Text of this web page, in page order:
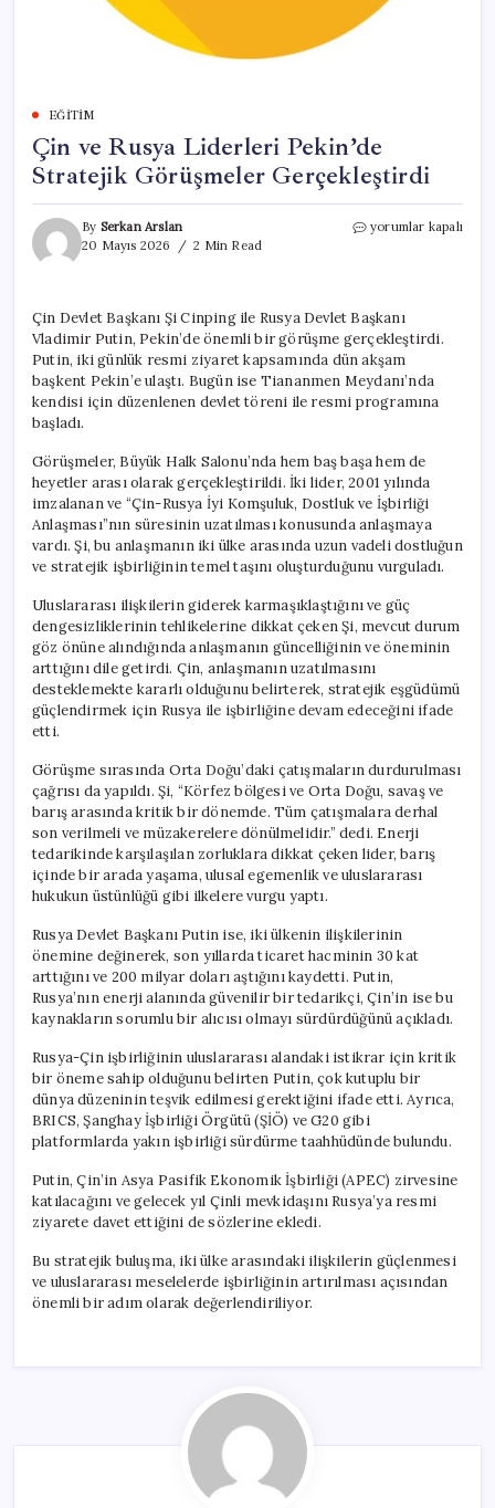
EĞITIM
Çin ve Rusya Liderleri Pekin’de
Stratejik Görüşmeler Gerçekleştirdi
By Serkan Arslan
20 Mayıs 2026
2 Min Read
Çin
Stratejik
Görüşmeler
Gerçekleştirdi
için
yorumlar kapalı
Çin Devlet Başkanı Şi Cinping ile Rusya Devlet Başkanı
Vladimir Putin, Pekin’de önemli bir görüşme gerçekleştirdi.
Putin, iki günlük resmi ziyaret kapsamında dün akşam
başkent Pekin’e ulaştı. Bugün ise Tiananmen Meydanı’nda
kendisi için düzenlenen devlet töreni ile resmi programına
başladı.
Görüşmeler, Büyük Halk Salonu’nda hem baş başa hem de
heyetler arası olarak gerçekleştirildi. İki lider, 2001 yılında
imzalanan ve “Çin-Rusya İyi Komşuluk, Dostluk ve İşbirliği
Anlaşması”nın süresinin uzatılması konusunda anlaşmaya
vardı. Şi, bu anlaşmanın iki ülke arasında uzun vadeli dostluğun
ve stratejik işbirliğinin temel taşını oluşturduğunu vurguladı.
Uluslararası ilişkilerin giderek karmaşıklaştığını ve güç
dengesizliklerinin tehlikelerine dikkat çeken Şi, mevcut durum
göz önüne alındığında anlaşmanın güncelliğinin ve öneminin
arttığını dile getirdi. Çin, anlaşmanın uzatılmasını
desteklemekte kararlı olduğunu belirterek, stratejik eşgüdümü
güçlendirmek için Rusya ile işbirliğine devam edeceğini ifade
etti.
Görüşme sırasında Orta Doğu’daki çatışmaların durdurulması
çağrısı da yapıldı. Şi, “Körfez bölgesi ve Orta Doğu, savaş ve
barış arasında kritik bir dönemde. Tüm çatışmalara derhal
son verilmeli ve müzakerelere dönülmelidir.” dedi. Enerji
tedarikinde karşılaşılan zorluklara dikkat çeken lider, barış
içinde bir arada yaşama, ulusal egemenlik ve uluslararası
hukukun üstünlüğü gibi ilkelere vurgu yaptı.
Rusya Devlet Başkanı Putin ise, iki ülkenin ilişkilerinin
önemine değinerek, son yıllarda ticaret hacminin 30 kat
arttığını ve 200 milyar doları aştığını kaydetti. Putin,
Rusya’nın enerji alanında güvenilir bir tedarikçi, Çin’in ise bu
kaynakların sorumlu bir alıcısı olmayı sürdürdüğünü açıkladı.
Rusya-Çin işbirliğinin uluslararası alandaki istikrar için kritik
bir öneme sahip olduğunu belirten Putin, çok kutuplu bir
dünya düzeninin teşvik edilmesi gerektiğini ifade etti. Ayrıca,
BRICS, Şanghay İşbirliği Örgütü (ŞİÖ) ve G20 gibi
platformlarda yakın işbirliği sürdürme taahhüdünde bulundu.
Putin, Çin’in Asya Pasifik Ekonomik İşbirliği (APEC) zirvesine
katılacağını ve gelecek yıl Çinli mevkidaşını Rusya’ya resmi
ziyarete davet ettiğini de sözlerine ekledi.
Bu stratejik buluşma, iki ülke arasındaki ilişkilerin güçlenmesi
ve uluslararası meselelerde işbirliğinin artırılması açısından
önemli bir adım olarak değerlendiriliyor.